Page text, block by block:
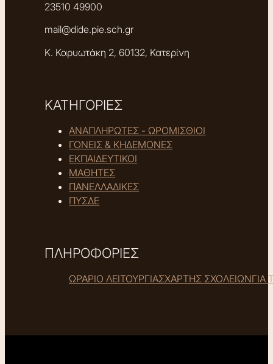
23510 49900
mail@dide.pie.sch.gr
Κ. Καρυωτάκη 2, 60132, Κατερίνη
ΚΑΤΗΓΟΡΙΕΣ
ΑΝΑΠΛΗΡΩΤΕΣ - ΩΡΟΜΙΣΘΙΟΙ
ΓΟΝΕΙΣ & ΚΗΔΕΜΟΝΕΣ
ΕΚΠΑΙΔΕΥΤΙΚΟΙ
ΜΑΘΗΤΕΣ
ΠΑΝΕΛΛΑΔΙΚΕΣ
ΠΥΣΔΕ
ΠΛΗΡΟΦΟΡΙΕΣ
ΩΡΑΡΙΟ ΛΕΙΤΟΥΡΓΙΑΣΧΑΡΤΗΣ ΣΧΟΛΕΙΩΝΓΙΑ